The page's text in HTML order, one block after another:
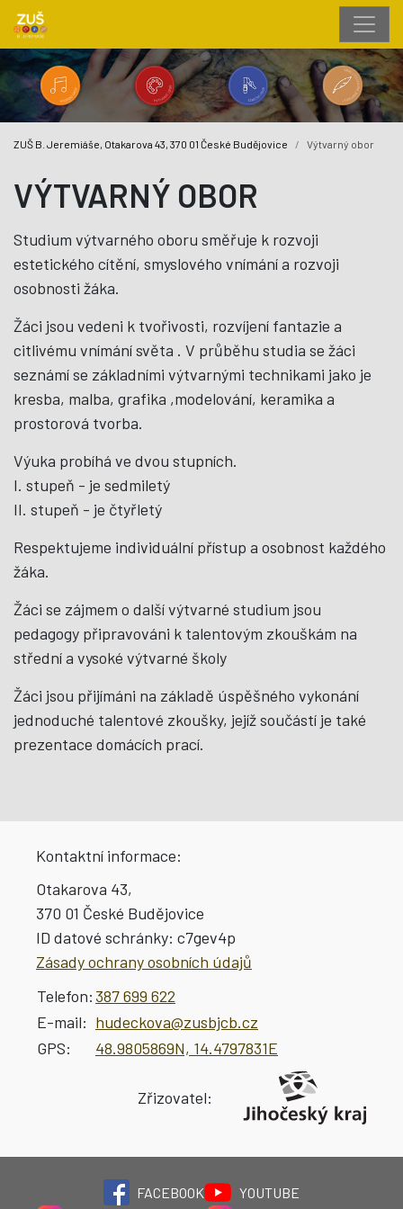
ZUŠ B. Jeremiáše, Otakarova 43, 370 01 České Budějovice Výtvarný obor
VÝTVARNÝ OBOR
Studium výtvarného oboru směřuje k rozvoji
estetického cítění, smyslového vnímání a rozvoji
osobnosti žáka.
Žáci jsou vedeni k tvořivosti, rozvíjení fantazie a
citlivému vnímání světa . V průběhu studia se žáci
seznámí se základními výtvarnými technikami jako je
kresba, malba, grafika ,modelování, keramika a
prostorová tvorba.
Výuka probíhá ve dvou stupních.
I. stupeň - je sedmiletý
II. stupeň - je čtyřletý
Respektujeme individuální přístup a osobnost každého
žáka.
Žáci se zájmem o další výtvarné studium jsou
pedagogy připravováni k talentovým zkouškám na
střední a vysoké výtvarné školy
Žáci jsou přijímáni na základě úspěšného vykonání
jednoduché talentové zkoušky, jejíž součástí je také
prezentace domácích prací.
Kontaktní informace:
Otakarova 43,
370 01 České Budějovice
ID datové schránky: c7gev4p
Zásady ochrany osobních údajů
Telefon: 387 699 622
E-mail: hudeckova@zusbjcb.cz
GPS:
48.9805869N, 14.4797831E
Zřizovatel:
FACEBOOK YOUTUBE